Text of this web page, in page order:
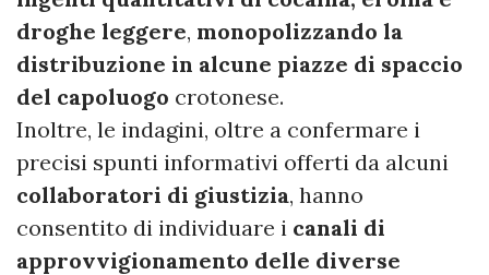
droghe leggere, monopolizzando la
distribuzione in alcune piazze di spaccio
del capoluogo crotonese.
Inoltre, le indagini, oltre a confermare i
precisi spunti informativi offerti da alcuni
collaboratori di giustizia, hanno
consentito di individuare i canali di
approvvigionamento delle diverse